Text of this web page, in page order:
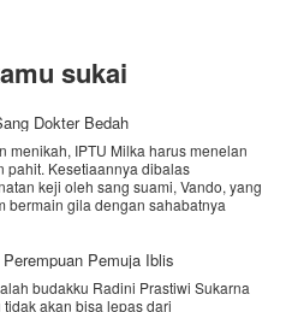
sukai
Dokter Bedah
menikah, IPTU Milka harus menelan
pahit. Kesetiaannya dibalas
keji oleh sang suami, Vando, yang
bermain gila dengan sahabatnya
menangis di trotoar dengan seragam
oleh Theo, pria dari masa lalu yang kini
Pemuja Iblis
budakku Radini Prastiwi Sukarna
tidak akan bisa lepas dari